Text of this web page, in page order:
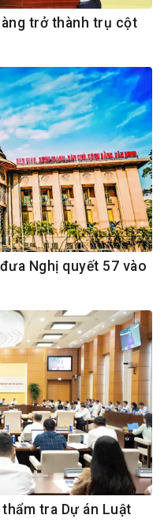
trở thành trụ cột
Nghị quyết 57 vào
tra Dự án Luật